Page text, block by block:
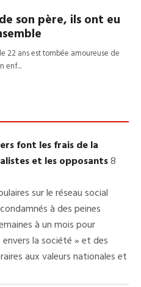
font les frais de la
et les opposants8
sur le réseau social
à des peines
à un mois pour
la société » et des
aux valeurs nationales et